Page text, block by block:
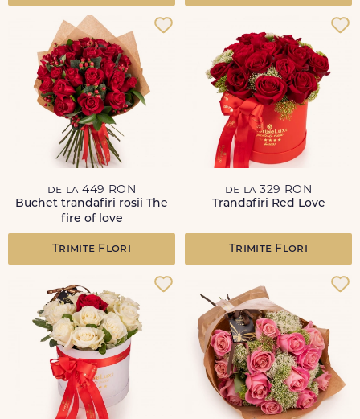
de la 449 RON
Buchet trandafiri rosii The
fire of love
Trimite Flori
de la 329 RON
Trandafiri Red Love
Trimite Flori